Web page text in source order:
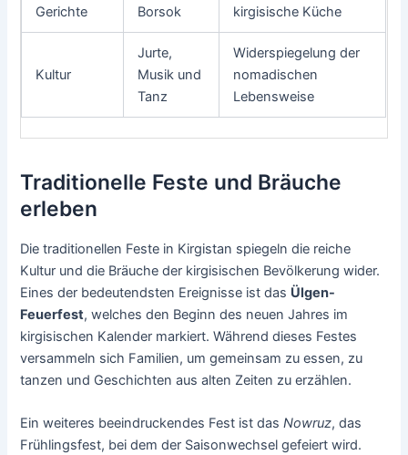
Gerichte
Borsok
kirgisische Küche
Kultur
Jurte,
Musik und
Tanz
Widerspiegelung der
nomadischen
Lebensweise
Traditionelle Feste und Bräuche
erleben
Die traditionellen Feste in Kirgistan spiegeln die reiche
Kultur und die Bräuche der kirgisischen Bevölkerung wider.
Eines der bedeutendsten Ereignisse ist das Ülgen-
Feuerfest, welches den Beginn des neuen Jahres im
kirgisischen Kalender markiert. Während dieses Festes
versammeln sich Familien, um gemeinsam zu essen, zu
tanzen und Geschichten aus alten Zeiten zu erzählen.
Ein weiteres beeindruckendes Fest ist dasNowruz, das
Frühlingsfest, bei dem der Saisonwechsel gefeiert wird.